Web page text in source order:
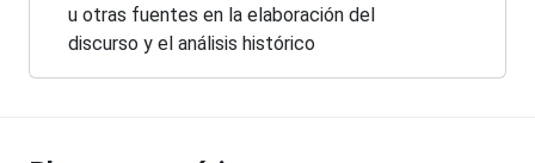
u otras fuentes en la elaboración del
discurso y el análisis histórico